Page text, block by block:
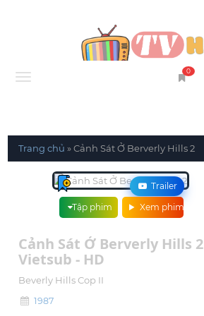
Menu
0
Trang chủ »Cảnh Sát Ở Berverly Hills 2
Trailer
Xem phim
Tập phim
Cảnh Sát Ở Berverly Hills 2
Vietsub - HD
Beverly Hills Cop II
1987